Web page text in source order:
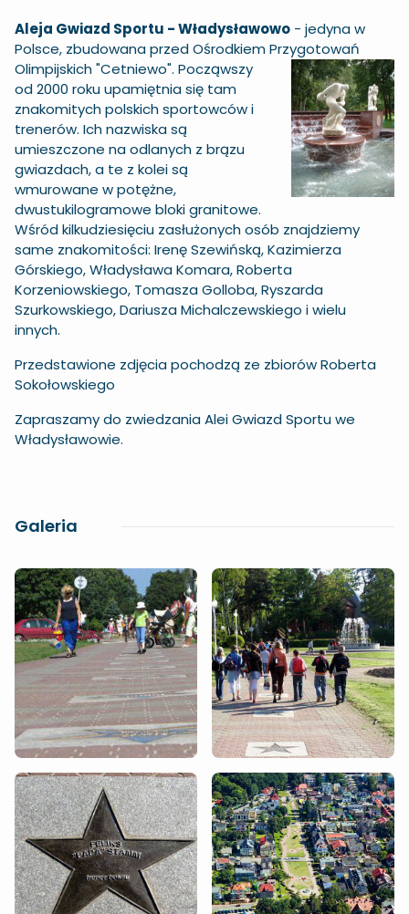
Aleja Gwiazd Sportu - Władysławowo - jedyna w
Polsce, zbudowana przed Ośrodkiem Przygotowań
Olimpijskich "Cetniewo". Począwszy
od 2000 roku upamiętnia się tam
znakomitych polskich sportowców i
trenerów. Ich nazwiska są
umieszczone na odlanych z brązu
gwiazdach, a te z kolei są
wmurowane w potężne,
dwustukilogramowe bloki granitowe.
Wśród kilkudziesięciu zasłużonych osób znajdziemy
same znakomitości: Irenę Szewińską, Kazimierza
Górskiego, Władysława Komara, Roberta
Korzeniowskiego, Tomasza Golloba, Ryszarda
Szurkowskiego, Dariusza Michalczewskiego i wielu
innych.
Przedstawione zdjęcia pochodzą ze zbiorów Roberta
Sokołowskiego
Zapraszamy do zwiedzania Alei Gwiazd Sportu we
Władysławowie.
Galeria